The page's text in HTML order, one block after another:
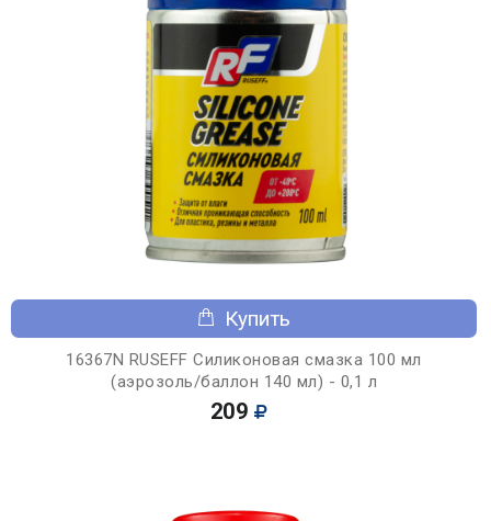
Купить
16367N RUSEFF Силиконовая смазка 100 мл
(аэрозоль/баллон 140 мл) - 0,1 л
209